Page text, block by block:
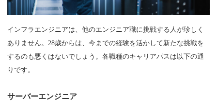
インフラエンジニアは、他のエンジニア職に挑戦する人が珍しく
ありません。28歳からは、今までの経験を活かして新たな挑戦を
するのも悪くはないでしょう。各職種のキャリアパスは以下の通
りです。
サーバーエンジニア